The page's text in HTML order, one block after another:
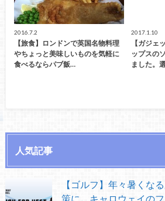
2016.7.2
【旅食】ロンドンで英国名物料理
やちょっと美味しいものを気軽に
食べるならパブ飯…
2017.1.10
【ガジェ
ップスの
ました。
人気記事
【ゴルフ】年々暑くな
策に。キャロウェイの